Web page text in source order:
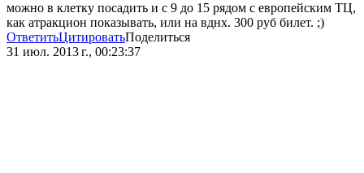
можно в клетку посадить и с 9 до 15 рядом c европейским ТЦ,
как атракцион показывать, или на вднх. 300 руб билет. ;)
ОтветитьЦитироватьПоделиться
31 июл. 2013 г., 00:23:37